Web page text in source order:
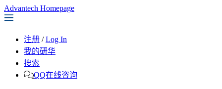
Advantech Homepage
注册 / Log In
我的研华
搜索
QQ在线咨询